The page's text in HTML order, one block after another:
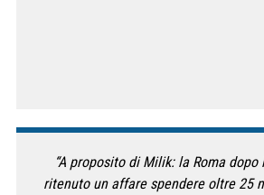
“A proposito di Milik: la Roma
ritenuto un affare spendere oltre 25